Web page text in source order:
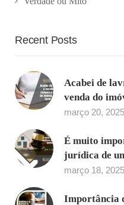
Recent Posts
Acabei de
venda do
março 20, 2025
É muito
jurídica de
março 18, 2025
Importância